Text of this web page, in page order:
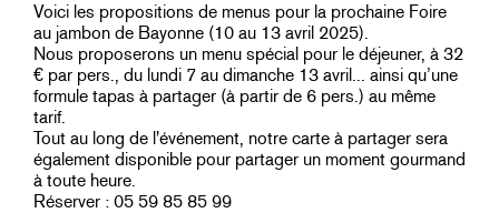
Voici les propositions de menus pour la prochaine Foire
au jambon de Bayonne (10 au 13 avril 2025).
Nous proposerons un menu spécial pour le déjeuner, à 32
€ par pers., du lundi 7 au dimanche 13 avril... ainsi qu’une
formule tapas à partager (à partir de 6 pers.) au même
tarif.
Tout au long de l'événement, notre carte à partager sera
également disponible pour partager un moment gourmand
à toute heure.
Réserver : 05 59 85 85 99